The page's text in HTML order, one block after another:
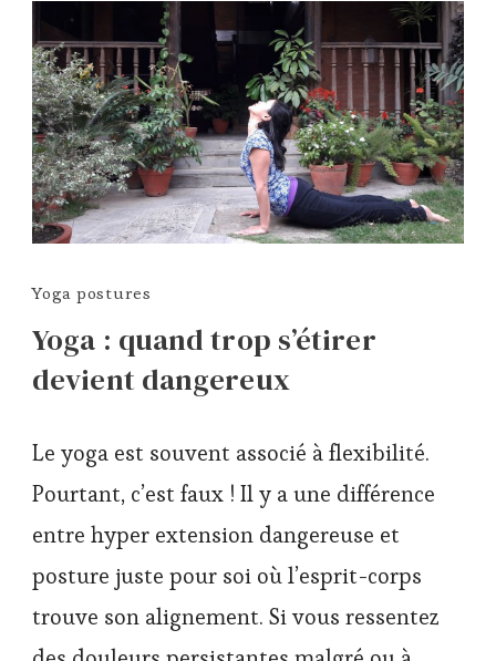
Yoga postures
Yoga : quand trop s’étirer
devient dangereux
Le yoga est souvent associé à flexibilité.
Pourtant, c’est faux ! Il y a une différence
entre hyper extension dangereuse et
posture juste pour soi où l’esprit-corps
trouve son alignement. Si vous ressentez